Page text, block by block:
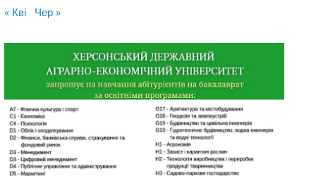
« Кві Чер »